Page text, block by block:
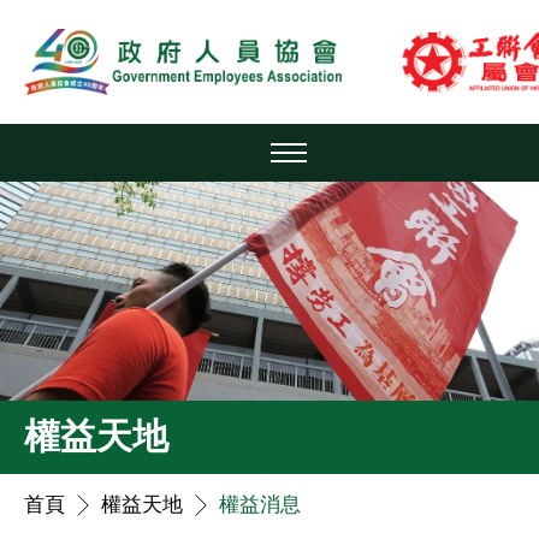
權益天地
首頁 權益天地 權益消息